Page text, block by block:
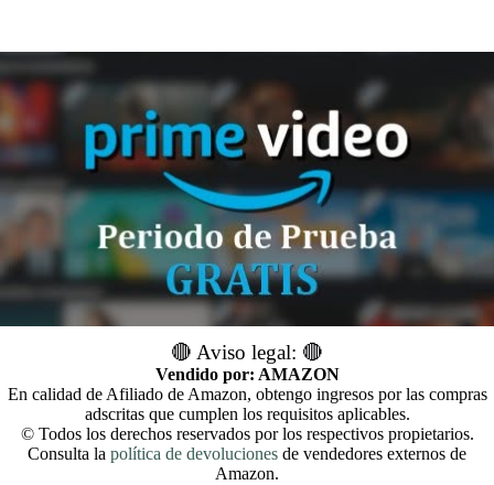
🔴 Aviso legal: 🔴
Vendido por: AMAZON
En calidad de Afiliado de Amazon, obtengo ingresos por las compras
adscritas que cumplen los requisitos aplicables.
© Todos los derechos reservados por los respectivos propietarios.
Consulta la política de devoluciones de vendedores externos de
Amazon.